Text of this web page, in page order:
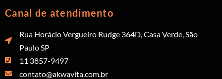
Canal de atendimento
Rua Horácio Vergueiro Rudge 364D, Casa Verde, São
Paulo SP
11 3857-9497
contato@akwavita.com.br